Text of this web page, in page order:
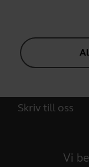
Skriv till oss
Vi